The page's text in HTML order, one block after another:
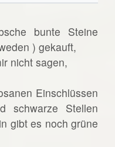
bunte Steine
) gekauft,
nicht sagen,
Einschlüssen
schwarze Stellen
gibt es noch grüne